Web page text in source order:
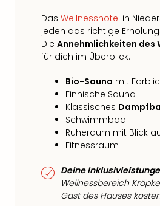
Das Wellnesshotel in
jeden das richtige
Die Annehmlichkeiten des
für dich im Überblick:
Bio-Sauna mit
Finnische Sauna
Klassisches
Schwimmbad
Ruheraum mit Blick
Fitnessraum
Deine
Wellnessbereich
Gast des Hauses